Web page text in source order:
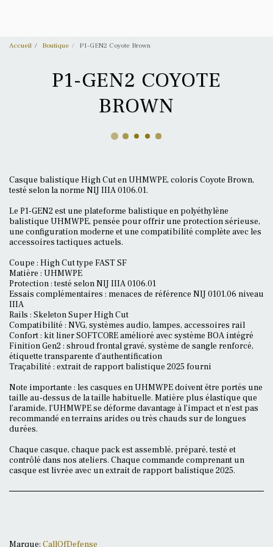
Accueil Boutique P1-GEN2 Coyote Brown
P1-GEN2 COYOTE
BROWN
Casque balistique High Cut en UHMWPE, coloris Coyote Brown,
testé selon la norme NIJ IIIA 0106.01.
Le P1-GEN2 est une plateforme balistique en polyéthylène
balistique UHMWPE, pensée pour offrir une protection sérieuse,
une configuration moderne et une compatibilité complète avec les
accessoires tactiques actuels.
Coupe : High Cut type FAST SF
Matière : UHMWPE
Protection : testé selon NIJ IIIA 0106.01
Essais complémentaires : menaces de référence NIJ 0101.06 niveau
IIIA
Rails : Skeleton Super High Cut
Compatibilité : NVG, systèmes audio, lampes, accessoires rail
Confort : kit liner SOFTCORE amélioré avec système BOA intégré
Finition Gen2 : shroud frontal gravé, système de sangle renforcé,
étiquette transparente d’authentification
Traçabilité : extrait de rapport balistique 2025 fourni
Note importante : les casques en UHMWPE doivent être portés une
taille au-dessus de la taille habituelle. Matière plus élastique que
l’aramide, l’UHMWPE se déforme davantage à l’impact et n’est pas
recommandé en terrains arides ou très chauds sur de longues
durées.
Chaque casque, chaque pack est assemblé, préparé, testé et
contrôlé dans nos ateliers. Chaque commande comprenant un
casque est livrée avec un extrait de rapport balistique 2025.
Marque: CallOfDefense